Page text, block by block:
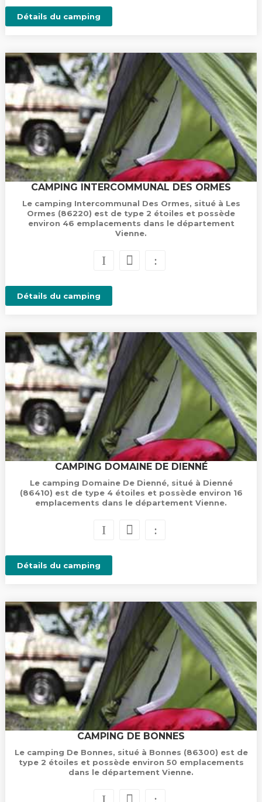
Détails du camping
CAMPING INTERCOMMUNAL DES ORMES
Le camping Intercommunal Des Ormes, situé à Les
Ormes (86220) est de type 2 étoiles et possède
environ 46 emplacements dans le département
Vienne.
Détails du camping
CAMPING DOMAINE DE DIENNÉ
Le camping Domaine De Dienné, situé à Dienné
(86410) est de type 4 étoiles et possède environ 16
emplacements dans le département Vienne.
Détails du camping
CAMPING DE BONNES
Le camping De Bonnes, situé à Bonnes (86300) est de
type 2 étoiles et possède environ 50 emplacements
dans le département Vienne.